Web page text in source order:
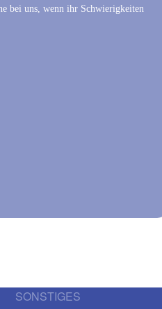
bei uns, wenn ihr Schwierigkeiten
SONSTIGES